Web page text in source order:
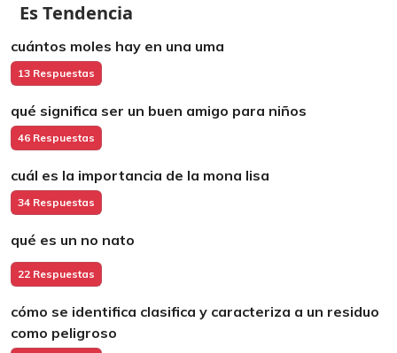
Es Tendencia
cuántos moles hay en una uma
13 Respuestas
qué significa ser un buen amigo para niños
46 Respuestas
cuál es la importancia de la mona lisa
34 Respuestas
qué es un no nato
22 Respuestas
cómo se identifica clasifica y caracteriza a un residuo
como peligroso